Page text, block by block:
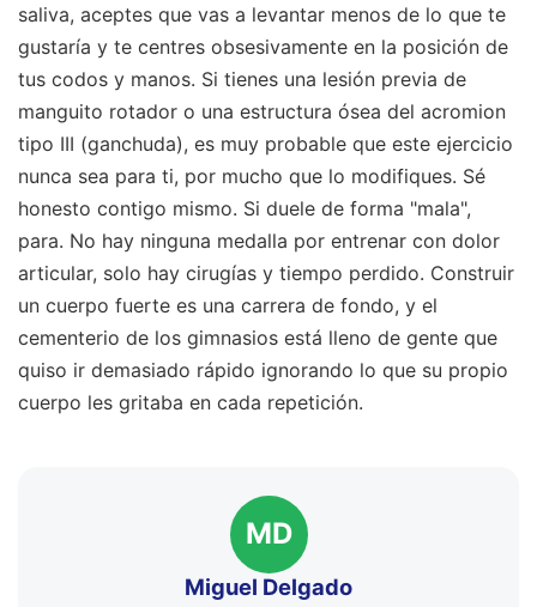
saliva, aceptes que vas a levantar menos de lo que te
gustaría y te centres obsesivamente en la posición de
tus codos y manos. Si tienes una lesión previa de
manguito rotador o una estructura ósea del acromion
tipo III (ganchuda), es muy probable que este ejercicio
nunca sea para ti, por mucho que lo modifiques. Sé
honesto contigo mismo. Si duele de forma "mala",
para. No hay ninguna medalla por entrenar con dolor
articular, solo hay cirugías y tiempo perdido. Construir
un cuerpo fuerte es una carrera de fondo, y el
cementerio de los gimnasios está lleno de gente que
quiso ir demasiado rápido ignorando lo que su propio
cuerpo les gritaba en cada repetición.
MD
Miguel Delgado